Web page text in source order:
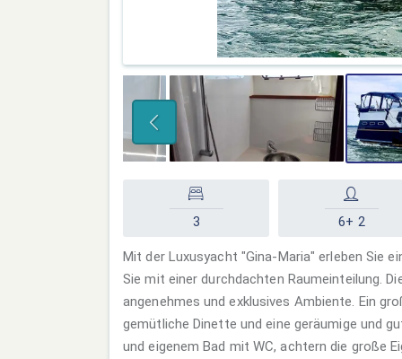
3 6+ 2
Mit der Luxusyacht "Gina-Maria" erleben Sie
Sie mit einer durchdachten Raumeinteilung.
angenehmes und exklusives Ambiente. Ein
gemütliche Dinette und eine geräumige und
und eigenem Bad mit WC, achtern die große